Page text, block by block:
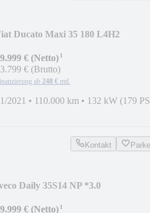
Ducato Maxi 35 180 L4H2
€ (Netto)¹
€ (Brutto)
ab 248 € mtl.
2021 • 110.000 km • 132 kW (179
Kontakt
Daily 35S14 NP *3.0
€ (Netto)¹